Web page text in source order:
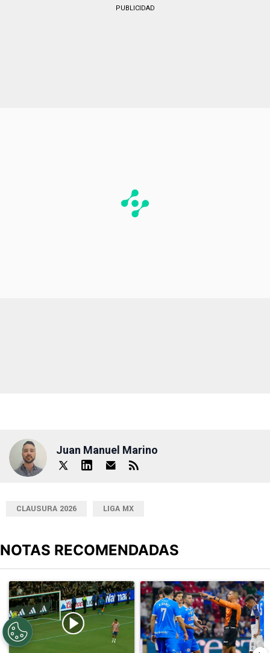
PUBLICIDAD
Juan Manuel Marino
CLAUSURA 2026 LIGA MX
NOTAS RECOMENDADAS
Un artículo de tendencia con el título "El divorcio es total: La
Un artículo de tendencia con el